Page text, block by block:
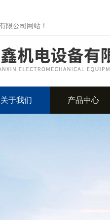
限公司网站！
关于我们 产品中心